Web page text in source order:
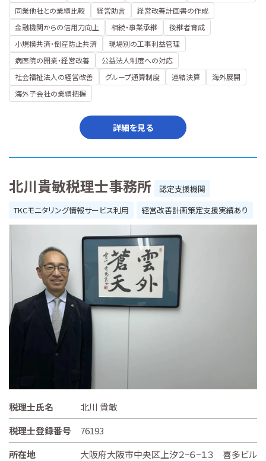
同業他社との業績比較
経営助言
経営改善計画書の作成
金融機関からの信用力向上
相続・事業承継
後継者育成
小規模共済・倒産防止共済
現場別の工事利益管理
病医院の開業・経営改善
公益法人制度への対応
社会福祉法人の経営改善
グループ通算制度 連結決算
海外展開
海外子会社の業績把握
詳細を見る
北川貴敏税理士事務所
認定支援機関
TKCモニタリング情報サービス利用
経営改善計画策定支援実績あり
税理士氏名
北川 貴敏
税理士登録番号
76193
所在地
大阪府大阪市中央区上汐２−６−１３ 喜多ビル